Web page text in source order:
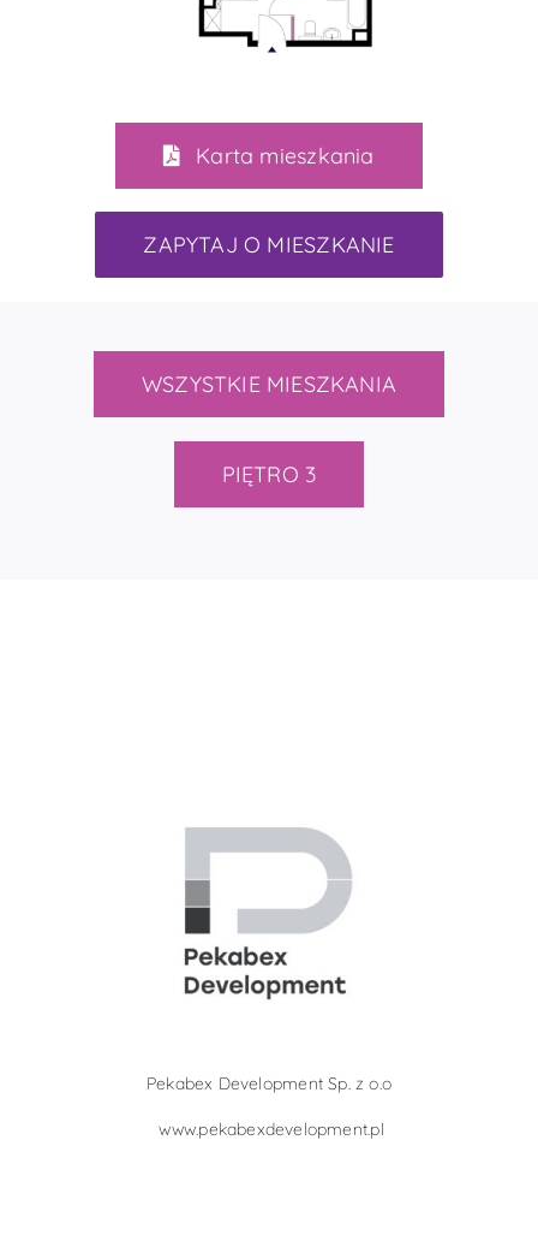
Karta mieszkania
ZAPYTAJ O MIESZKANIE
WSZYSTKIE MIESZKANIA
PIĘTRO 3
Pekabex Development Sp. z o.o
www.pekabexdevelopment.pl